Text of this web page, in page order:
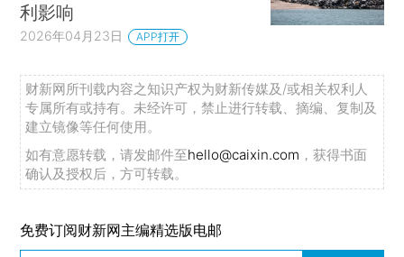
利影响
2026年04月23日 APP打开
财新网所刊载内容之知识产权为财新传媒及/或相关权利人
专属所有或持有。未经许可，禁止进行转载、摘编、复制及
建立镜像等任何使用。
如有意愿转载，请发邮件至hello@caixin.com ，获得书面
确认及授权后，方可转载。
免费订阅财新网主编精选版电邮